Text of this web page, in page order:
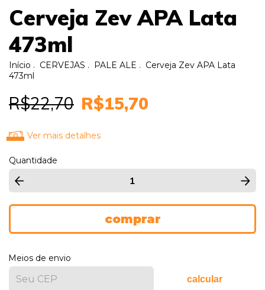
Cerveja Zev APA Lata
473ml
Início . CERVEJAS . PALE ALE . Cerveja Zev APA Lata
473ml
R$22,70 R$15,70
Ver mais detalhes
Quantidade
Meios de envio
calcular